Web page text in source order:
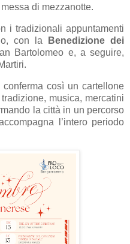
di mezzanotte.
i tradizionali appuntamenti
con la
Benedizione dei
Bartolomeo e, a seguire,
conferma così un cartellone
musica, mercatini
la città in un percorso
l’intero periodo